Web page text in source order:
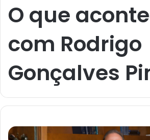
O que
com Rodrigo
Gonçalves